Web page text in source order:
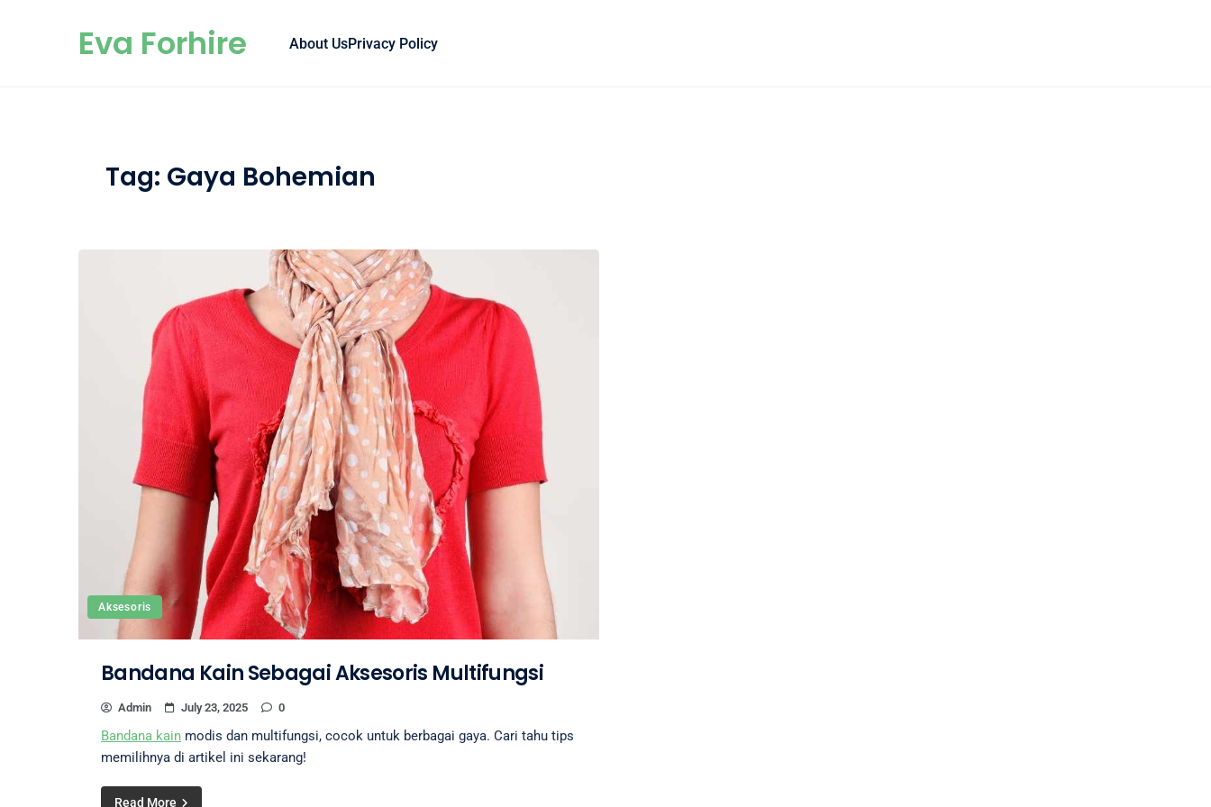
Eva Forhire About UsPrivacy Policy
Tag: Gaya Bohemian
Aksesoris
Bandana Kain Sebagai Aksesoris Multifungsi
Admin July 23, 2025 0
Bandana kain modis dan multifungsi, cocok untuk berbagai gaya. Cari tahu tips
memilihnya di artikel ini sekarang!
Read More